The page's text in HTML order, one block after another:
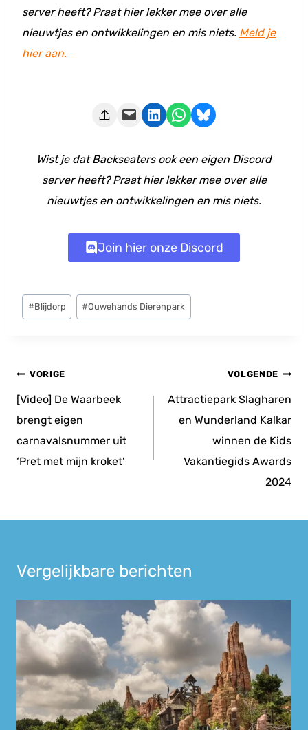
server heeft? Praat hier lekker mee over alle
nieuwtjes en ontwikkelingen en mis niets. Meld je
hier aan.
Deze pagina e-mailen Delen op LinkedIn Delen via WhatsApp Share on Bluesky
Wist je dat Backseaters ook een eigen Discord
server heeft? Praat hier lekker mee over alle
nieuwtjes en ontwikkelingen en mis niets.
Join hier onze Discord
Bericht
tags:
#Blijdorp #Ouwehands Dierenpark
Bericht
navigatie
VORIGE
[Video] De Waarbeek
brengt eigen
carnavalsnummer uit
‘Pret met mijn kroket’
VOLGENDE
Attractiepark Slagharen
en Wunderland Kalkar
winnen de Kids
Vakantiegids Awards
2024
Vergelijkbare berichten